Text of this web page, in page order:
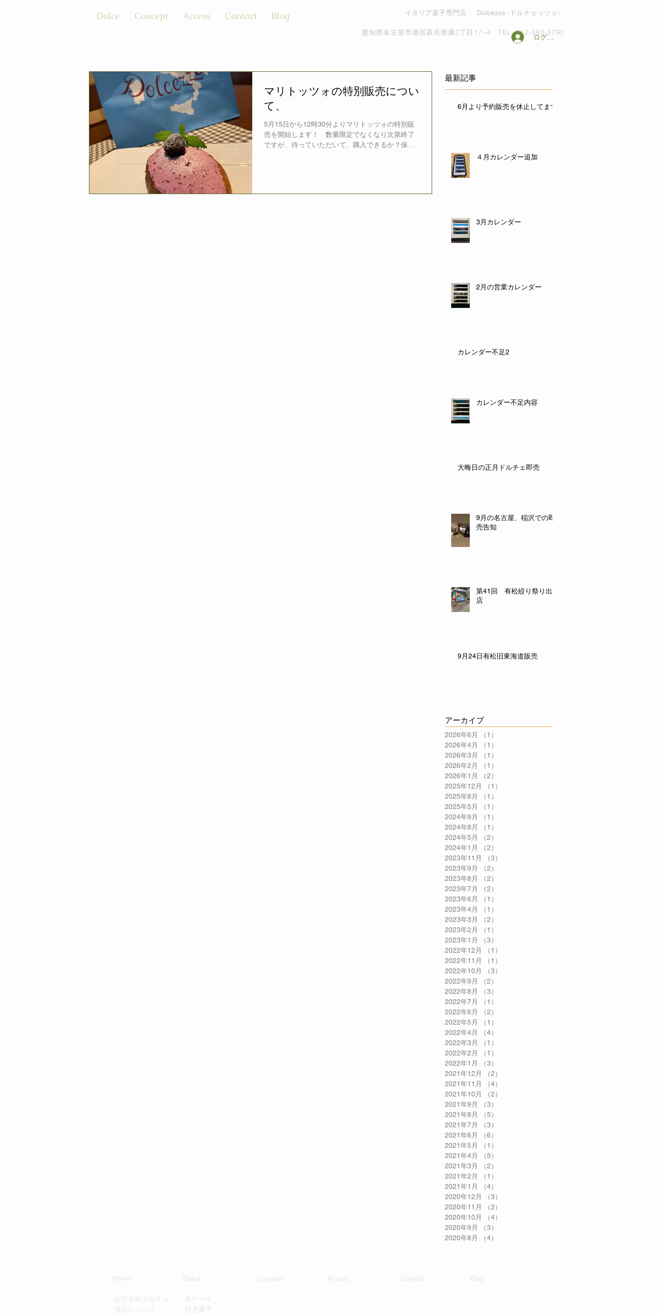
イタリア菓子専門店
Dolce Concept Access Contact Blog Dolcezze -ドルチェッツェ-
愛知県名古屋市港区甚兵衛通2丁目17−4TEL. 052-383-3790
ログイン
マリトッツォの特別販売につい
て、
5月15日から12時30分よりマリトッツォの特別販
売を開始します！ 数量限定でなくなり次第終了
ですが、待っていただいて、購入できるか？保障
最新記事
6月より予約販売を休止してます
４月カレンダー追加
3月カレンダー
2月の営業カレンダー
カレンダー不足2
カレンダー不足内容
大晦日の正月ドルチェ即売
9月の名古屋、稲沢での即
売告知
第41回 有松絞り祭り出
店
9月24日有松旧東海道販売
アーカイブ
2026年6月 （1）
2026年4月
（1）
2026年3月
（1）
2026年2月
（1）
2026年1月
（2）
2025年12月
（1）
2025年8月
（1）
2025年5月
（1）
2024年9月
（1）
2024年8月
（1）
2024年5月
（2）
2024年1月
（2）
2023年11月
（3）
2023年9月
（2）
2023年8月
（2）
2023年7月
（2）
2023年6月
（1）
2023年4月
（1）
2023年3月
（2）
2023年2月
（1）
2023年1月
（3）
2022年12月
（1）
2022年11月
（1）
2022年10月
（3）
2022年9月
（2）
2022年8月
（3）
2022年7月
（1）
2022年6月
（2）
2022年5月
（1）
2022年4月
（4）
2022年3月
（1）
2022年2月
（1）
2022年1月
（3）
2021年12月
（2）
2021年11月
（4）
2021年10月
（2）
2021年9月
（3）
2021年8月
（5）
2021年7月
（3）
2021年6月
（6）
2021年5月
（1）
2021年4月
（5）
2021年3月
（2）
2021年2月
（1）
2021年1月
（4）
2020年12月
（3）
2020年11月
（2）
2020年10月
（4）
2020年9月
（3）
2020年8月
（4）
Home
おすすめドルチェ
当店について
Dolce
生ケーキ
焼き菓子
Concept Access Contact Blog